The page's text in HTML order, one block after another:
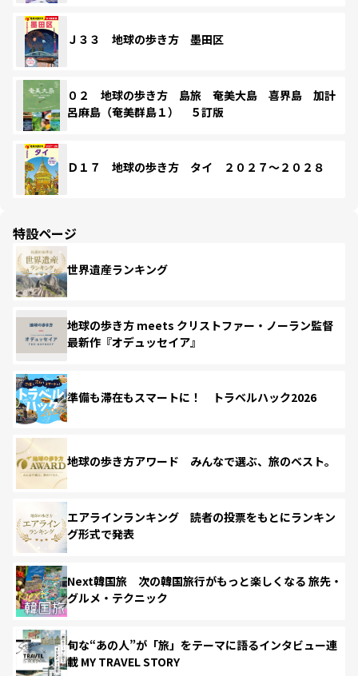
Ｊ３３ 地球の歩き方 墨田区
０２ 地球の歩き方 島旅 奄美大島 喜界島 加計
呂麻島（奄美群島１） ５訂版
Ｄ１７ 地球の歩き方 タイ ２０２７～２０２８
特設ページ
世界遺産ランキング
地球の歩き方 meets クリストファー・ノーラン監督
最新作『オデュッセイア』
準備も滞在もスマートに！ トラベルハック2026
地球の歩き方アワード みんなで選ぶ、旅のベスト。
エアラインランキング 読者の投票をもとにランキン
グ形式で発表
Next韓国旅 次の韓国旅行がもっと楽しくなる 旅先・
グルメ・テクニック
旬な“あの人”が「旅」をテーマに語るインタビュー連
載 MY TRAVEL STORY